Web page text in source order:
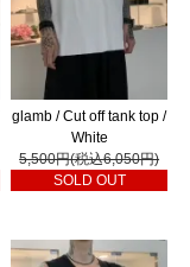
glamb / Cut off tank top /
White
5,500円(税込6,050円)
SOLD OUT